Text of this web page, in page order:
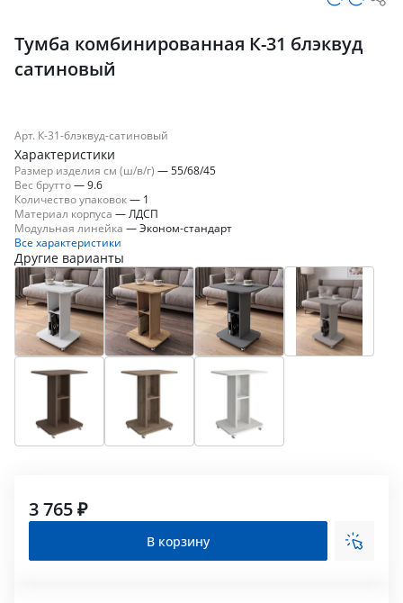
Тумба комбинированная К-31 блэквуд
сатиновый
Арт. К-31-блэквуд-сатиновый
Характеристики
Размер изделия см (ш/в/г) — 55/68/45
Вес брутто—9.6
Количество упаковок— 1
Материал корпуса — ЛДСП
Модульная линейка —Эконом-стандарт
Все характеристики
Другие варианты
3 765 ₽
В корзину